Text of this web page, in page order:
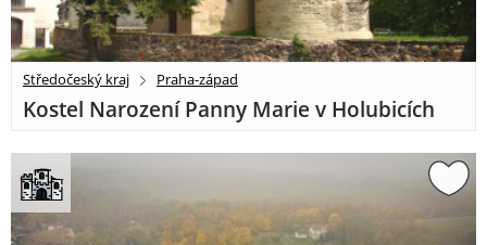
Středočeský kraj Praha-západ
Kostel Narození Panny Marie v Holubicích